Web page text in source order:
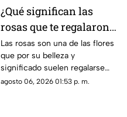
¿Qué significan las
rosas que te regalaron?
El mensaje oculto
detrás de cada color
Las rosas son una de las flores
que por su belleza y
significado suelen regalarse
con más frecuencia, pero
agosto 06, 2026 01:53 p. m.